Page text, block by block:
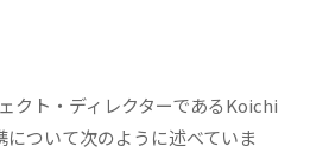
クト・ディレクターであるKoichi
ついて次のように述べていま